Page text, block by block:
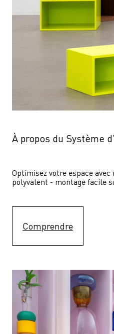
À propos du Système
Optimisez votre espace
polyvalent - montage facile
Comprendre